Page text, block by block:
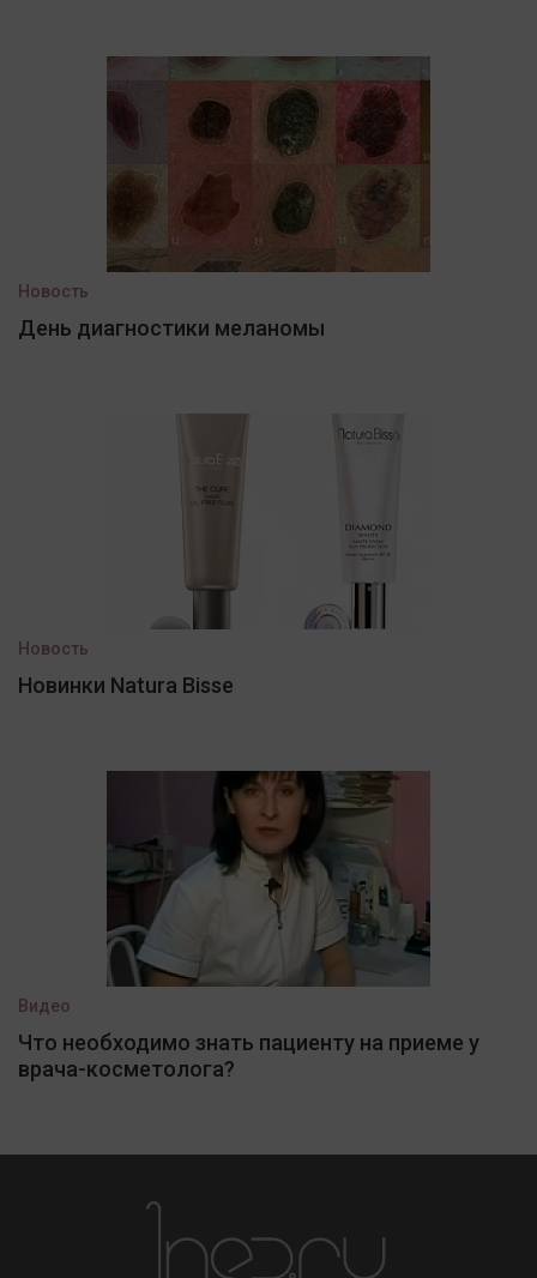
Новость
День диагностики меланомы
Новость
Новинки Natura Bisse
Видео
Что необходимо знать пациенту на приеме у
врача-косметолога?